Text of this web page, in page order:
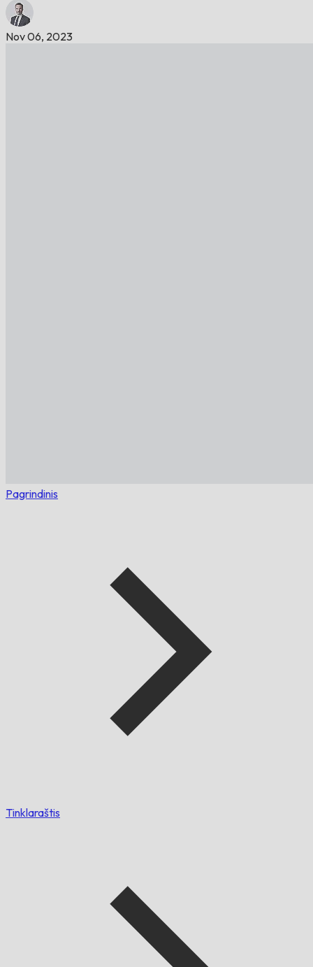
Nov 06, 2023
Pagrindinis
Tinklaraštis